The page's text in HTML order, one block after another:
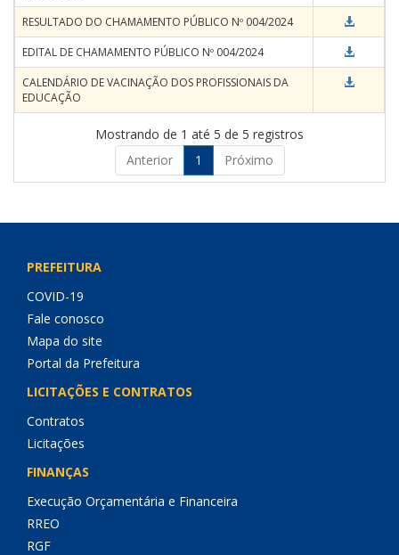
RESULTADO DO CHAMAMENTO PÚBLICO Nº 004/2024
EDITAL DE CHAMAMENTO PÚBLICO Nº 004/2024
CALENDÁRIO DE VACINAÇÃO DOS PROFISSIONAIS DA
EDUCAÇÃO
Mostrando de 1 até 5 de 5 registros
Anterior
1 Próximo
PREFEITURA
COVID-19
Fale conosco
Mapa do site
Portal da Prefeitura
LICITAÇÕES E CONTRATOS
Contratos
Licitações
FINANÇAS
Execução Orçamentária e Financeira
RREO
RGF